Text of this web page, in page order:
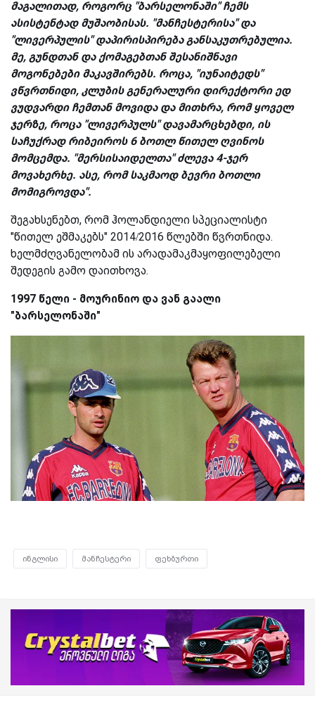
მაგალითად, როგორც "ბარსელონაში" ჩემს
ასისტენტად მუშაობისას. "მანჩესტერისა" და
"ლივერპულის" დაპირისპირება განსაკუთრებულია.
მე, გუნდთან და ქომაგებთან შესანიშნავი
მოგონებები მაკავშირებს. როცა, "იუნაიტედს"
ვწვრთნიდი, კლუბის გენერალური დირექტორი ედ
ვუდვარდი ჩემთან მოვიდა და მითხრა, რომ ყოველ
ჯერზე, როცა "ლივერპულს" დავამარცხებდი, ის
საჩუქრად რიბეიროს 6 ბოთლ წითელ ღვინოს
მომცემდა. "მერსისაიდელთა" ძლევა 4-ჯერ
მოვახერხე. ასე, რომ საკმაოდ ბევრი ბოთლი
მომიგროვდა".
შეგახსენებთ, რომ ჰოლანდიელი სპეციალისტი
"წითელ ეშმაკებს" 2014/2016 წლებში წვრთნიდა.
ხელმძღვანელობამ ის არადამაკმაყოფილებელი
შედეგის გამო დაითხოვა.
1997 წელი - მოურინიო და ვან გაალი
"ბარსელონაში"
ინგლისი მანჩესტერი ფეხბურთი